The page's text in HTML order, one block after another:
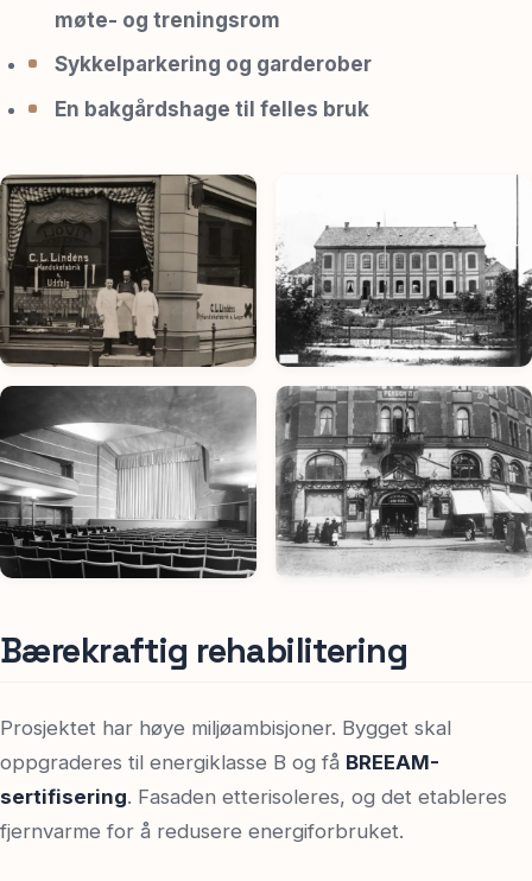
møte- og treningsrom
Sykkelparkering og garderober
En bakgårdshage til felles bruk
Bærekraftig rehabilitering
Prosjektet har høye miljøambisjoner. Bygget skal
oppgraderes til energiklasse B og få BREEAM-
sertifisering. Fasaden etterisoleres, og det etableres
fjernvarme for å redusere energiforbruket.